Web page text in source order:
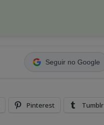
Seguir no Google
Pinterest Tumblr